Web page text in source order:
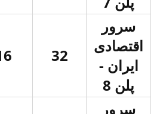
سرور
اقتصادی
ایران -
پلن 8
32
سرور